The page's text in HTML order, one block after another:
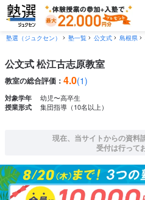
塾選（ジュクセン） 塾一覧 公文式 島根県
公文式 松江古志原教室
教室の総合評価： 4.0(1)
対象学年 幼児〜高卒生
授業形式 集団指導（10名以上）
現在、当サイトからの資料
受付は行って